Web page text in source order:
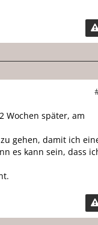
Wochen später, am
gehen, damit ich
es kann sein, dass